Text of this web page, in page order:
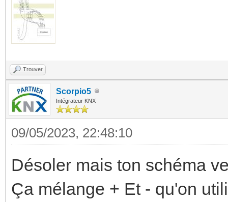
Trouver
Scorpio5
Intégrateur KNX
09/05/2023, 22:48:10
Désoler mais ton schéma
Ça mélange + Et - qu'on